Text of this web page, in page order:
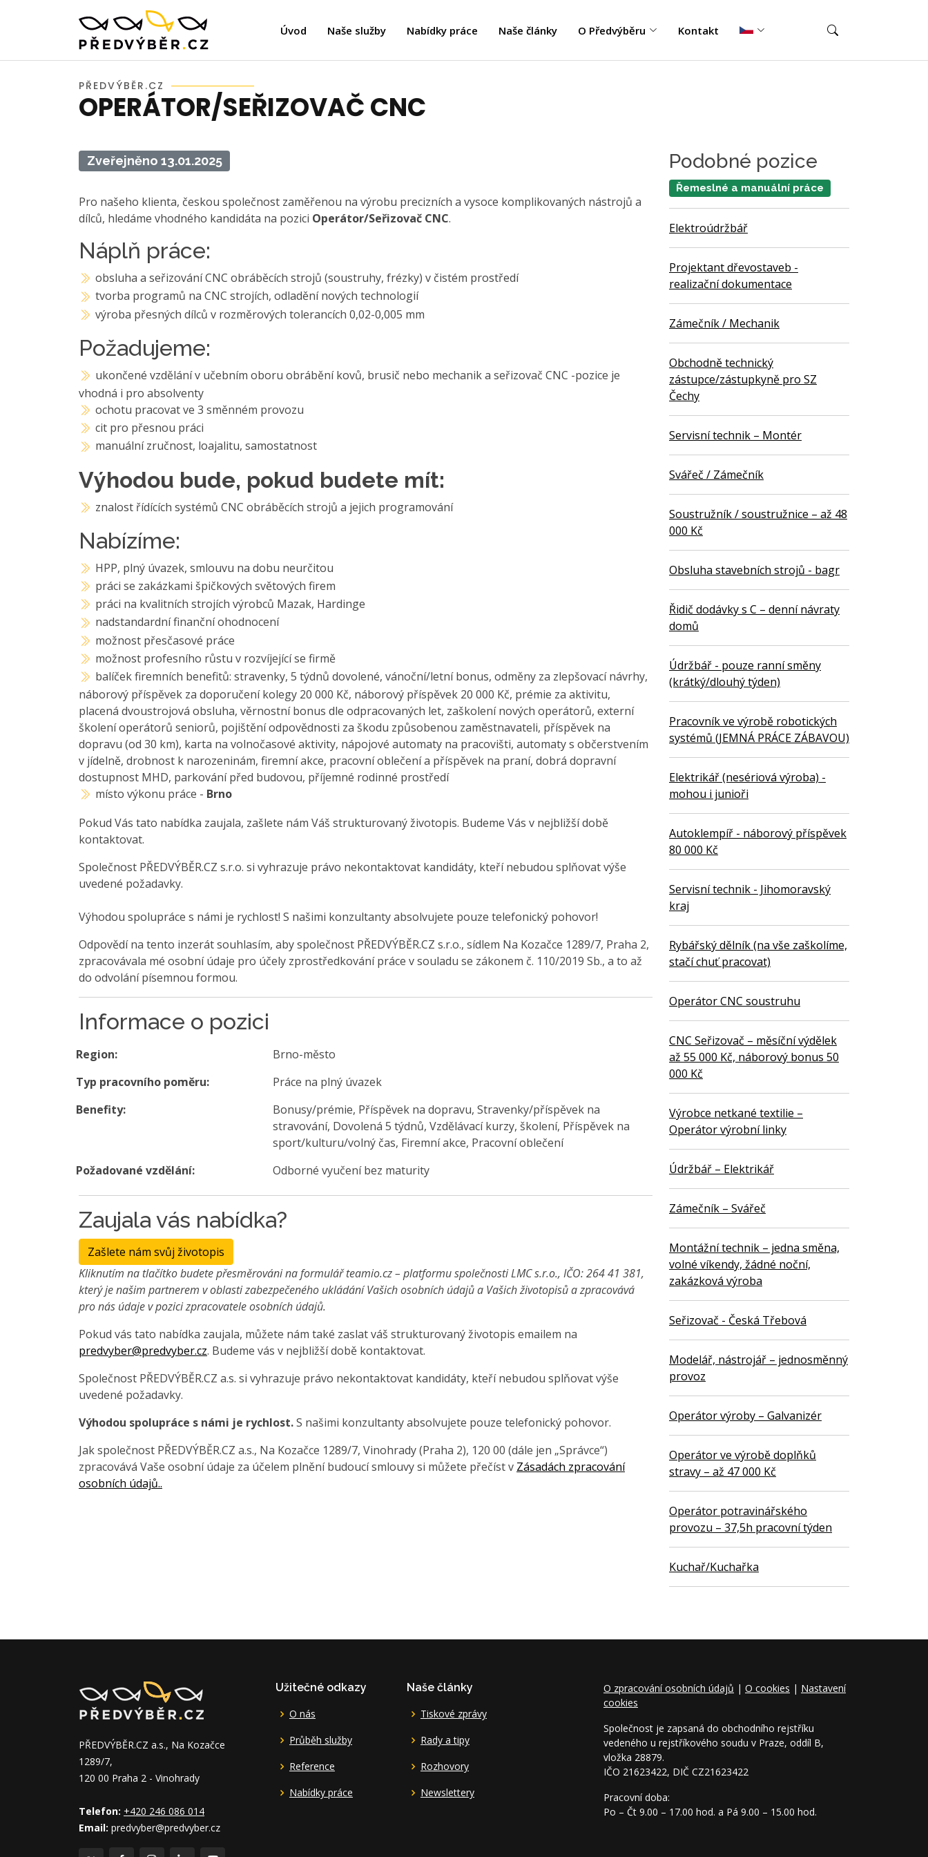
Úvod Naše služby Nabídky práce Naše články O Předvýběru Kontakt
PŘEDVÝBĚR.CZ
OPERÁTOR/SEŘIZOVAČ CNC
Zveřejněno 13.01.2025
Pro našeho klienta, českou společnost zaměřenou na výrobu precizních a vysoce komplikovaných nástrojů a
dílců, hledáme vhodného kandidáta na pozici Operátor/Seřizovač CNC.
Náplň práce:
obsluha a seřizování CNC obráběcích strojů (soustruhy, frézky) v čistém prostředí
tvorba programů na CNC strojích, odladění nových technologií
výroba přesných dílců v rozměrových tolerancích 0,02-0,005 mm
Požadujeme:
ukončené vzdělání v učebním oboru obrábění kovů, brusič nebo mechanik a seřizovač CNC -pozice je
vhodná i pro absolventy
ochotu pracovat ve 3 směnném provozu
cit pro přesnou práci
manuální zručnost, loajalitu, samostatnost
Výhodou bude, pokud budete mít:
znalost řídících systémů CNC obráběcích strojů a jejich programování
Nabízíme:
HPP, plný úvazek, smlouvu na dobu neurčitou
práci se zakázkami špičkových světových firem
práci na kvalitních strojích výrobců Mazak, Hardinge
nadstandardní finanční ohodnocení
možnost přesčasové práce
možnost profesního růstu v rozvíjející se firmě
balíček firemních benefitů: stravenky, 5 týdnů dovolené, vánoční/letní bonus, odměny za zlepšovací návrhy,
náborový příspěvek za doporučení kolegy 20 000 Kč, náborový příspěvek 20 000 Kč, prémie za aktivitu,
placená dvoustrojová obsluha, věrnostní bonus dle odpracovaných let, zaškolení nových operátorů, externí
školení operátorů seniorů, pojištění odpovědnosti za škodu způsobenou zaměstnavateli, příspěvek na
dopravu (od 30 km), karta na volnočasové aktivity, nápojové automaty na pracovišti, automaty s občerstvením
v jídelně, drobnost k narozeninám, firemní akce, pracovní oblečení a příspěvek na praní, dobrá dopravní
dostupnost MHD, parkování před budovou, příjemné rodinné prostředí
místo výkonu práce - Brno
Pokud Vás tato nabídka zaujala, zašlete nám Váš strukturovaný životopis. Budeme Vás v nejbližší době
kontaktovat.
Společnost PŘEDVÝBĚR.CZ s.r.o. si vyhrazuje právo nekontaktovat kandidáty, kteří nebudou splňovat výše
uvedené požadavky.
Výhodou spolupráce s námi je rychlost! S našimi konzultanty absolvujete pouze telefonický pohovor!
Odpovědí na tento inzerát souhlasím, aby společnost PŘEDVÝBĚR.CZ s.r.o., sídlem Na Kozačce 1289/7, Praha 2,
zpracovávala mé osobní údaje pro účely zprostředkování práce v souladu se zákonem č. 110/2019 Sb., a to až
do odvolání písemnou formou.
Informace o pozici
Region:
Brno-město
Typ pracovního poměru:
Práce na plný úvazek
Benefity:
Bonusy/prémie, Příspěvek na dopravu, Stravenky/příspěvek na
stravování, Dovolená 5 týdnů, Vzdělávací kurzy, školení, Příspěvek na
sport/kulturu/volný čas, Firemní akce, Pracovní oblečení
Požadované vzdělání:
Odborné vyučení bez maturity
Zaujala vás nabídka?
Zašlete nám svůj životopis
Kliknutím na tlačítko budete přesměrováni na formulář teamio.cz – platformu společnosti LMC s.r.o., IČO: 264 41 381,
který je našim partnerem v oblasti zabezpečeného ukládání Vašich osobních údajů a Vašich životopisů a zpracovává
pro nás údaje v pozici zpracovatele osobních údajů.
Pokud vás tato nabídka zaujala, můžete nám také zaslat váš strukturovaný životopis emailem na
predvyber@predvyber.cz. Budeme vás v nejbližší době kontaktovat.
Společnost PŘEDVÝBĚR.CZ a.s. si vyhrazuje právo nekontaktovat kandidáty, kteří nebudou splňovat výše
uvedené požadavky.
Výhodou spolupráce s námi je rychlost.S našimi konzultanty absolvujete pouze telefonický pohovor.
Jak společnost PŘEDVÝBĚR.CZ a.s., Na Kozačce 1289/7, Vinohrady (Praha 2), 120 00 (dále jen „Správce“)
zpracovává Vaše osobní údaje za účelem plnění budoucí smlouvy si můžete přečíst v Zásadách zpracování
osobních údajů..
Podobné pozice
Řemeslné a manuální práce
Elektroúdržbář
Projektant dřevostaveb -
realizační dokumentace
Zámečník / Mechanik
Obchodně technický
zástupce/zástupkyně pro SZ
Čechy
Servisní technik – Montér
Svářeč / Zámečník
Soustružník / soustružnice – až 48
000 Kč
Obsluha stavebních strojů - bagr
Řidič dodávky s C – denní návraty
domů
Údržbář - pouze ranní směny
(krátký/dlouhý týden)
Pracovník ve výrobě robotických
systémů (JEMNÁ PRÁCE ZÁBAVOU)
Elektrikář (nesériová výroba) -
mohou i junioři
Autoklempíř - náborový příspěvek
80 000 Kč
Servisní technik - Jihomoravský
kraj
Rybářský dělník (na vše zaškolíme,
stačí chuť pracovat)
Operátor CNC soustruhu
CNC Seřizovač – měsíční výdělek
až 55 000 Kč, náborový bonus 50
000 Kč
Výrobce netkané textilie –
Operátor výrobní linky
Údržbář – Elektrikář
Zámečník – Svářeč
Montážní technik – jedna směna,
volné víkendy, žádné noční,
zakázková výroba
Seřizovač - Česká Třebová
Modelář, nástrojář – jednosměnný
provoz
Operátor výroby – Galvanizér
Operátor ve výrobě doplňků
stravy – až 47 000 Kč
Operátor potravinářského
provozu – 37,5h pracovní týden
Kuchař/Kuchařka
PŘEDVÝBĚR.CZ a.s., Na Kozačce
1289/7,
120 00 Praha 2 - Vinohrady
Telefon: +420 246 086 014
Email: predvyber@predvyber.cz
Užitečné odkazy
O nás
Průběh služby
Reference
Nabídky práce
Naše články
Tiskové zprávy
Rady a tipy
Rozhovory
Newslettery
O zpracování osobních údajů | O cookies | Nastavení
cookies
Společnost je zapsaná do obchodního rejstříku
vedeného u rejstříkového soudu v Praze, oddíl B,
vložka 28879.
IČO 21623422, DIČ CZ21623422
Pracovní doba:
Po – Čt 9.00 – 17.00 hod. a Pá 9.00 – 15.00 hod.